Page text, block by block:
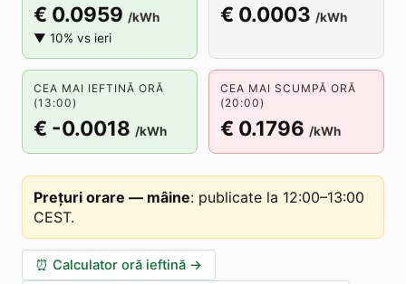
€ 0.0959 /kWh
▼ 10% vs ieri
€ 0.0003 /kWh
CEA MAI IEFTINĂ ORĂ
(13:00)
€ -0.0018 /kWh
CEA MAI SCUMPĂ ORĂ
(20:00)
€ 0.1796 /kWh
Prețuri orare — mâine: publicate la 12:00–13:00
CEST.
⏰ Calculator oră ieftină →